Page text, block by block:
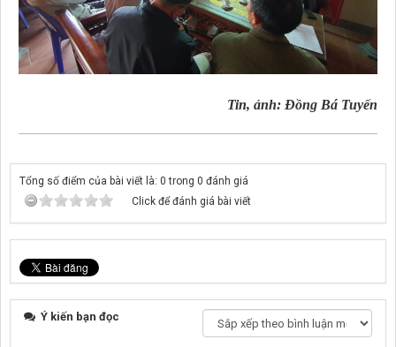
Tin, ảnh: Đồng Bá Tuyến
Tổng số điểm của bài viết là: 0 trong 0 đánh giá
Click để đánh giá bài viết
Ý kiến bạn đọc